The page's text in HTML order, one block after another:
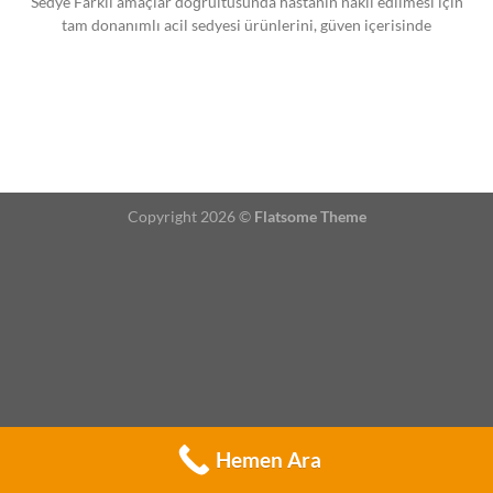
tam donanımlı acil sedyesi ürünlerini, güven içerisinde
Copyright 2026 © Flatsome Theme
Hemen Ara